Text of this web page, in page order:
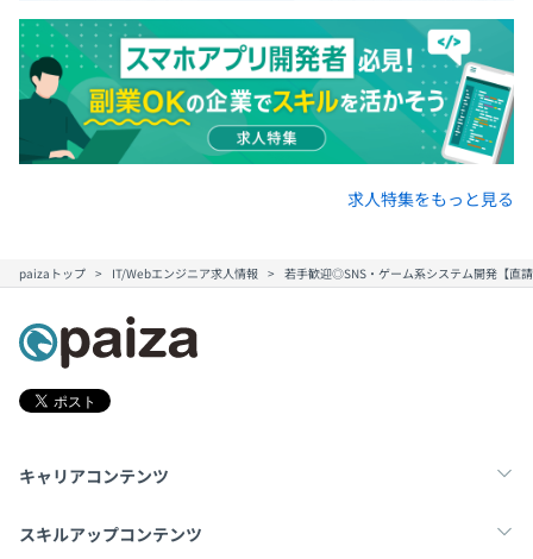
求人特集をもっと見る
paizaトップ IT/Webエンジニア求人情報 若手歓迎◎SNS・ゲーム系システム開発【直
キャリアコンテンツ
転職・キャリア
スキルアップコンテンツ